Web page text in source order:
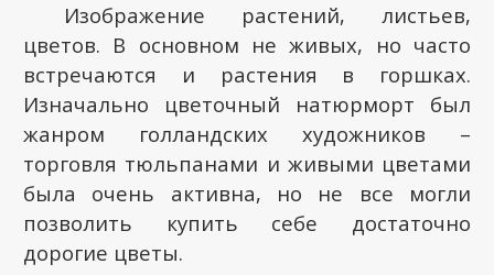
Изображение растений, листьев,
цветов. В основном не живых, но часто
встречаются и растения в горшках.
Изначально цветочный натюрморт был
жанром голландских художников –
торговля тюльпанами и живыми цветами
была очень активна, но не все могли
позволить купить себе достаточно
дорогие цветы.